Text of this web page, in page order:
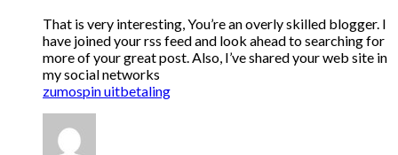
That is very interesting, You’re an overly skilled blogger. I
have joined your rss feed and look ahead to searching for
more of your great post. Also, I’ve shared your web site in
my social networks
zumospin uitbetaling